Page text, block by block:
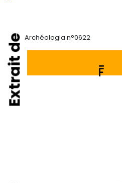
Extrait de Archéologia n°0622